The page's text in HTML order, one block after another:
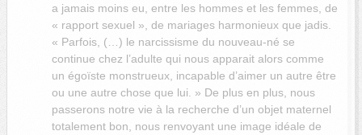
a jamais moins eu, entre les hommes et les femmes, de
« rapport sexuel », de mariages harmonieux que jadis.
« Parfois, (…) le narcissisme du nouveau-né se
continue chez l’adulte qui nous apparait alors comme
un égoïste monstrueux, incapable d’aimer un autre être
ou une autre chose que lui. » De plus en plus, nous
passerons notre vie à la recherche d’un objet maternel
totalement bon, nous renvoyant une image idéale de